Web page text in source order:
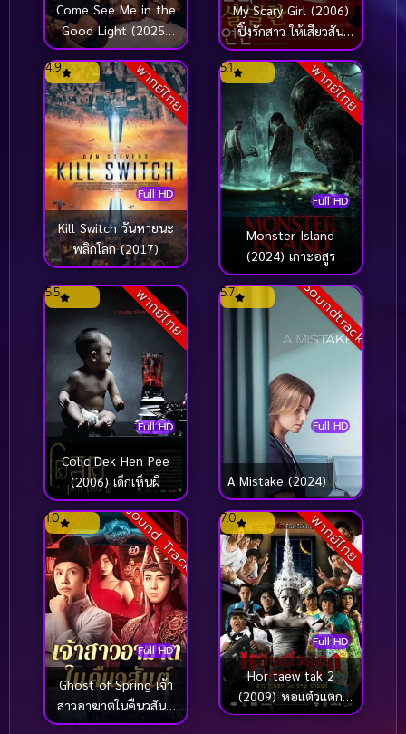
Come See Me in the
Good Light (2025)
แสงแห่งความทรงจำ
My Scary Girl (2006)
ปิ๊งรักสาว ให้เสียวสัน
หลัง
พากย์ไทย
Full HD
4.9
Kill Switch วันหายนะ
พลิกโลก (2017)
พากย์ไทย
Full HD
5.1
Monster Island
(2024) เกาะอสูร
พากย์ไทย
Full HD
5.5
Colic Dek Hen Pee
(2006) เด็กเห็นผี
Soundtrack
Full HD
5.7
A Mistake (2024)
Sound Track
Full HD
1.0
Ghost of Spring เจ้า
สาวอาฆาตในคืนวสันต์
(2024)
พากย์ไทย
Full HD
7.0
Hor taew tak 2
(2009) หอแต๋วแตก
แหกกระเจิง